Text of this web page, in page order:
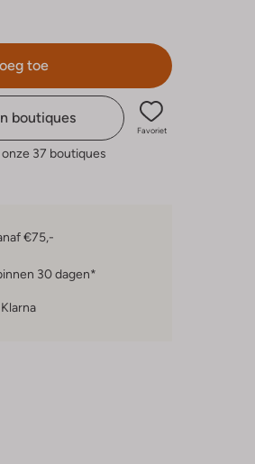
toe
boutiques
Favoriet
37 boutiques
€75,-
30 dagen*